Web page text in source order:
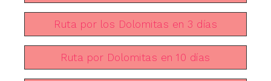
Ruta por los Dolomitas en 3 días
Ruta por Dolomitas en 10 días